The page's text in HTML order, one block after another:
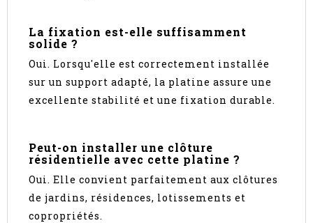
La fixation est-elle suffisamment
solide ?
Oui. Lorsqu'elle est correctement installée
sur un support adapté, la platine assure une
excellente stabilité et une fixation durable.
Peut-on installer une clôture
résidentielle avec cette platine ?
Oui. Elle convient parfaitement aux clôtures
de jardins, résidences, lotissements et
copropriétés.